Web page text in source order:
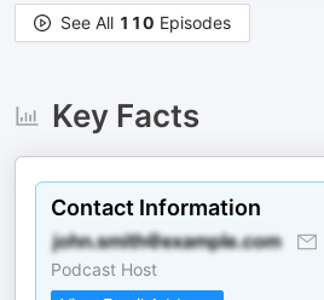
See All 110 Episodes
Key Facts
Contact Information
Podcast Host